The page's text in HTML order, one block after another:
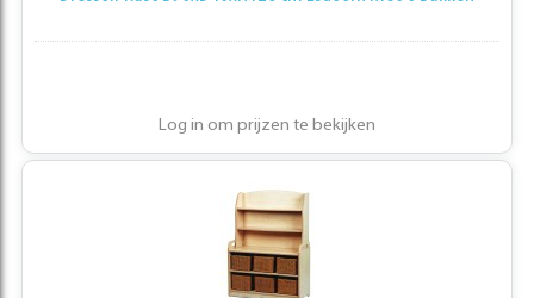
Log in om prijzen te bekijken